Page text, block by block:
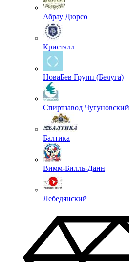
Абрау Дюрсо
Кристалл
НоваБев Групп (Белуга)
Спиртзавод Чугуновский
Балтика
Вимм-Билль-Данн
Лебедянский